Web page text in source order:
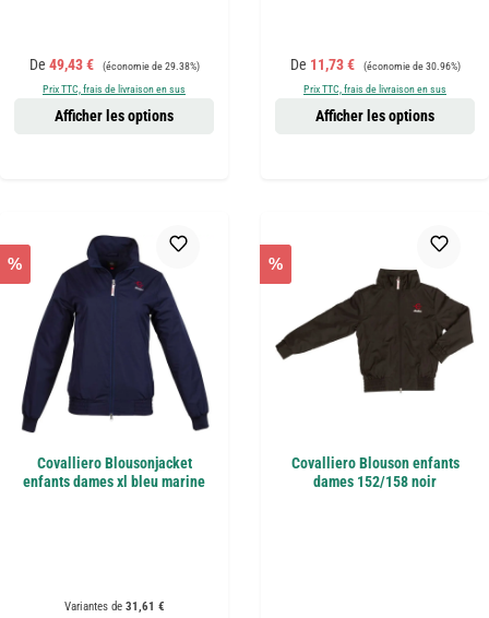
Prix de vente :
De 49,43 € Prix régulier :
(économie de 29.38%)
Prix TTC, frais de livraison en sus
Afficher les options
Prix de vente :
De 11,73 € Prix régulier :
(économie de 30.96%)
Prix TTC, frais de livraison en sus
Afficher les options
%
Covalliero Blousonjacket
enfants dames xl bleu marine
Variantes de31,61 €
%
Covalliero Blouson enfants
dames 152/158 noir